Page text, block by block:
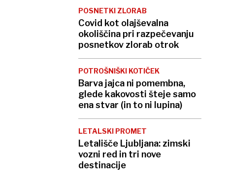
POSNETKI ZLORAB
Covid kot olajševalna
okoliščina pri razpečevanju
posnetkov zlorab otrok
POTROŠNIŠKI KOTIČEK
Barva jajca ni pomembna,
glede kakovosti šteje samo
ena stvar (in to ni lupina)
LETALSKI PROMET
Letališče Ljubljana: zimski
vozni red in tri nove
destinacije